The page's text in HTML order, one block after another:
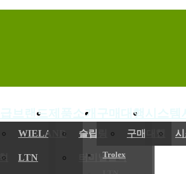
급브랜드
WIELAND
LTN
제품소개
슬립링
Trolex
터미널블럭
구매대행
구매대행
(